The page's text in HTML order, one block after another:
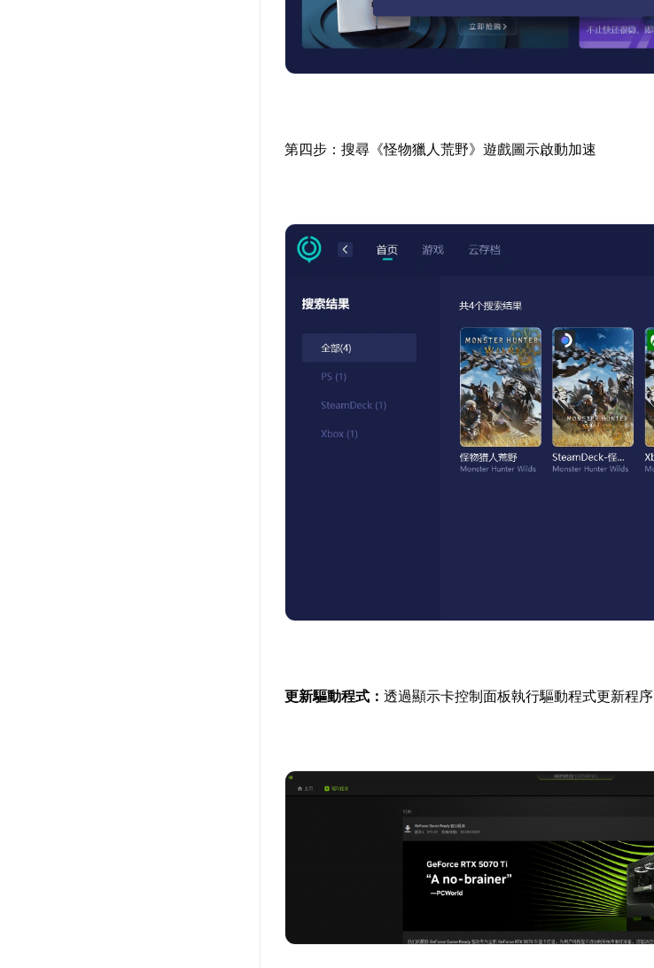
第四步：搜尋《怪物獵人荒野》遊戲圖示啟動加速
更新驅動程式：透過顯示卡控制面板執行驅動程式更新程序